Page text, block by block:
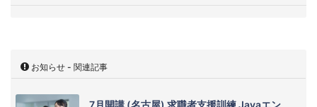
お知らせ - 関連記事
7月開講 (名古屋) 求職者支援訓練 Javaエン